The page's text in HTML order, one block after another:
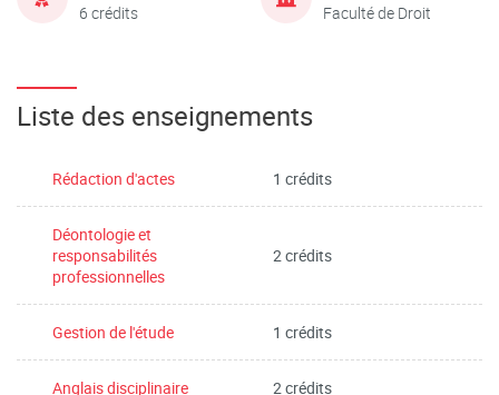
6 crédits
Faculté de Droit
Liste des enseignements
Rédaction d'actes 1 crédits
Déontologie et
responsabilités
professionnelles
2 crédits
Gestion de l'étude 1 crédits
Anglais disciplinaire 2 crédits